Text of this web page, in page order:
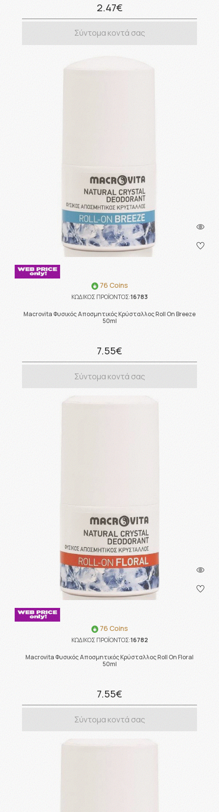
2.47€
Σύντομα κοντά σας
76 Coins
ΚΩΔΙΚΟΣ ΠΡΟΪΟΝΤΟΣ:16783
Macrovita Φυσικός Αποσμητικός Κρύσταλλος Roll On Breeze
50ml
7.55€
Σύντομα κοντά σας
76 Coins
ΚΩΔΙΚΟΣ ΠΡΟΪΟΝΤΟΣ:16782
Macrovita Φυσικός Αποσμητικός Κρύσταλλος Roll On Floral
50ml
7.55€
Σύντομα κοντά σας